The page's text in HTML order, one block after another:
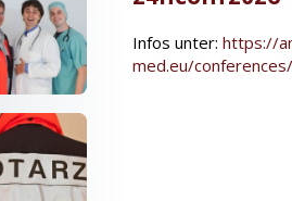
Infos unter:https://
med.eu/